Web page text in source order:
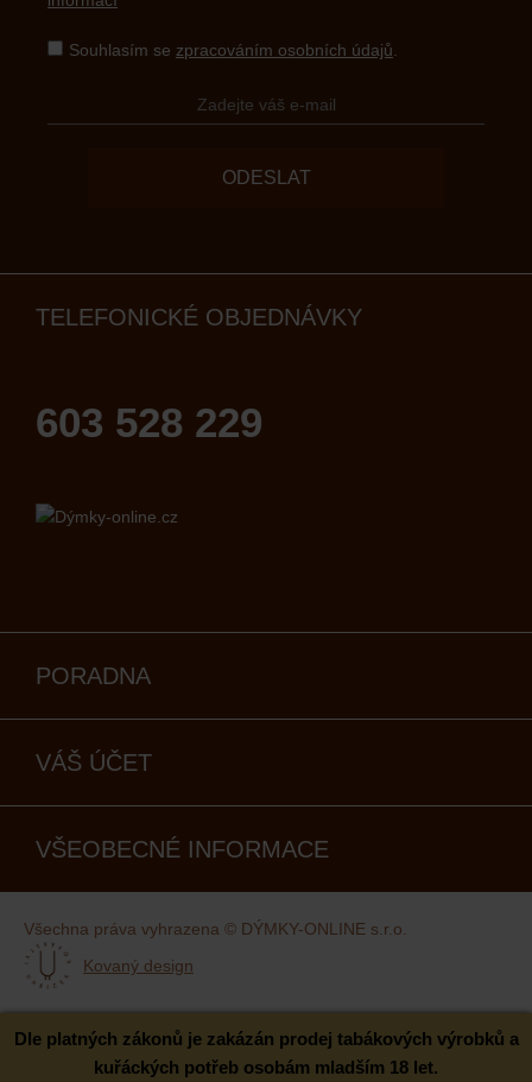
Souhlasím se zpracováním osobních údajů
ODESLAT
TELEFONICKÉ OBJEDNÁVKY
603 528 229
PORADNA
VÁŠ ÚČET
VŠEOBECNÉ INFORMACE
Všechna práva vyhrazena © DÝMKY-ONLINE s.r.o.
Kovaný design
Dle platných zákonů je zakázán prodej tabákových výrobků a
kuřáckých potřeb osobám mladším 18 let.